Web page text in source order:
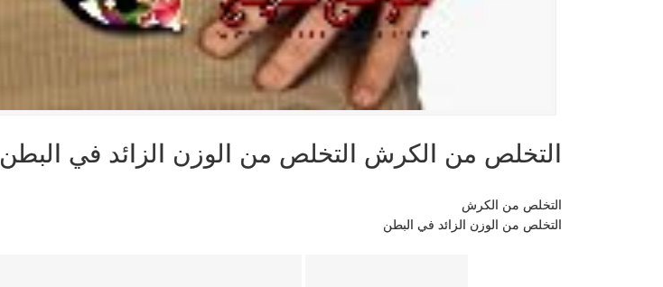
التخلص من الكرش التخلص من الوزن الزائد في البطن
التخلص من الكرش
التخلص من الوزن الزائد في البطن